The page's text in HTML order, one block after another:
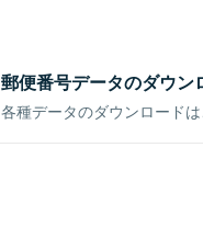
郵便番号データのダウン
各種データのダウンロード